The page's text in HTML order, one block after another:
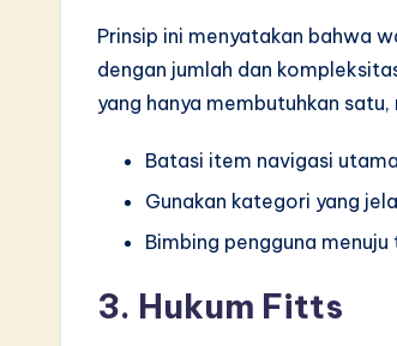
Prinsip ini menyatakan bahwa
dengan jumlah dan
yang hanya membutuhkan
Batasi item navigasi
Gunakan kategori yang
Bimbing pengguna
3. Hukum Fitts